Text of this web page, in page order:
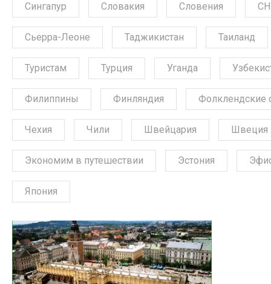
Сингапур Словакия Словения
Сьерра-Леоне Таджикистан Таиланд
Туристам Турция Уганда
Филиппины Финляндия Фолклендские
Чехия Чили Швейцария Швеция
Экономим в путешествии Эстония
Япония